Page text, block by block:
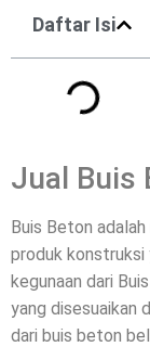
Daftar Isi
Jual Buis
Buis Beton
produk konstruksi
kegunaan dari
yang disesuaikan
dari buis beton